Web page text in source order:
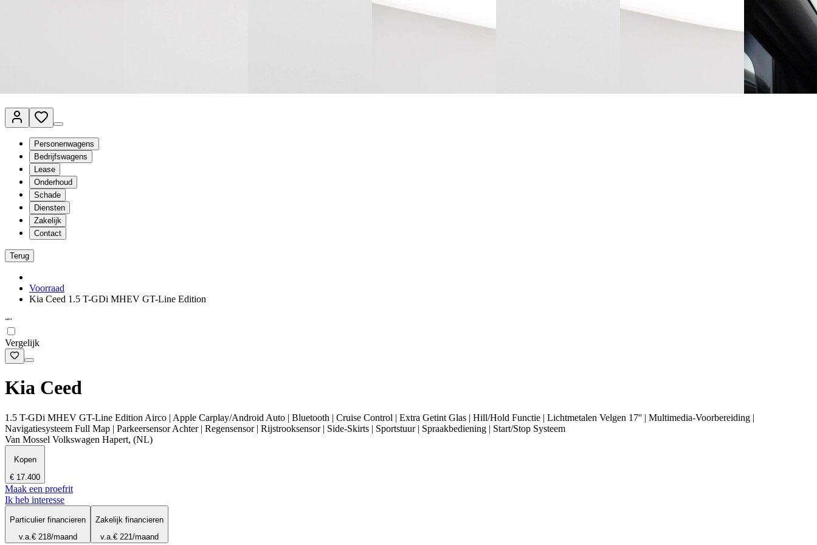
Personenwagens
Bedrijfswagens
Lease
Onderhoud
Schade
Diensten
Zakelijk
Contact
Terug
Voorraad
Kia Ceed 1.5 T-GDi MHEV GT-Line Edition
Vergelijk
Kia Ceed
1.5 T-GDi MHEV GT-Line Edition Airco | Apple Carplay/Android Auto | Bluetooth | Cruise Control | Extra Getint Glas | Hill/Hold Functie | Lichtmetalen Velgen 17'' | Multimedia-Voorbereiding |
Navigatiesysteem Full Map | Parkeersensor Achter | Regensensor | Rijstrooksensor | Side-Skirts | Sportstuur | Spraakbediening | Start/Stop Systeem
Van Mossel Volkswagen Hapert, (NL)
Kopen
€ 17.400
Maak een proefrit
Ik heb interesse
Particulier financieren
v.a.€ 218/maand
Zakelijk financieren
v.a.€ 221/maand